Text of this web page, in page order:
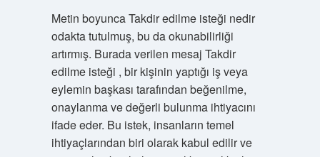
Metin boyunca Takdir edilme isteği nedir
odakta tutulmuş, bu da okunabilirliği
artırmış. Burada verilen mesaj Takdir
edilme isteği , bir kişinin yaptığı iş veya
eylemin başkası tarafından beğenilme,
onaylanma ve değerli bulunma ihtiyacını
ifade eder. Bu istek, insanların temel
ihtiyaçlarından biri olarak kabul edilir ve